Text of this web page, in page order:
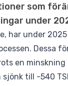
som
under
har under
Dessa
en minskning
till -540